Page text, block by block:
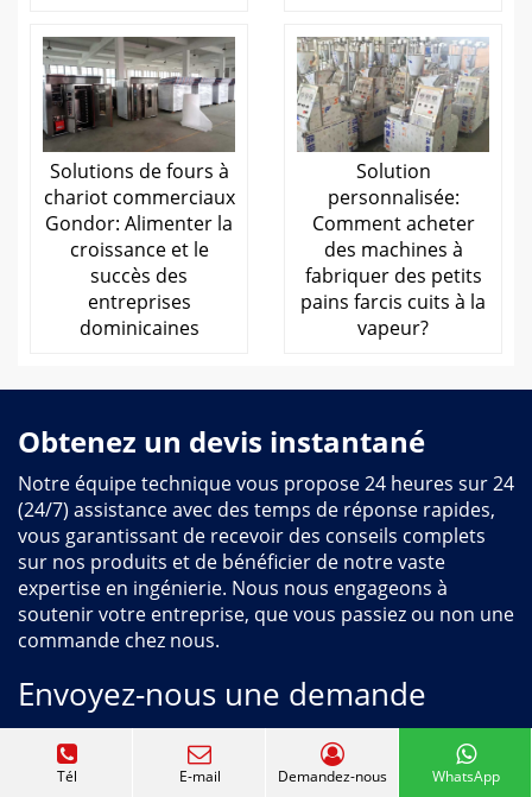
Solutions de fours à
chariot commerciaux
Gondor: Alimenter la
croissance et le
succès des
entreprises
dominicaines
Solution
personnalisée:
Comment acheter
des machines à
fabriquer des petits
pains farcis cuits à la
vapeur?
Obtenez un devis instantané
Notre équipe technique vous propose 24 heures sur 24
(24/7) assistance avec des temps de réponse rapides,
vous garantissant de recevoir des conseils complets
sur nos produits et de bénéficier de notre vaste
expertise en ingénierie. Nous nous engageons à
soutenir votre entreprise, que vous passiez ou non une
commande chez nous.
Envoyez-nous une demande
Approuvé par les clients du monde entier : obtenez votre
devis instantané maintenant et démarrez votre projet plus
Tél E-mail Demandez-nous WhatsApp